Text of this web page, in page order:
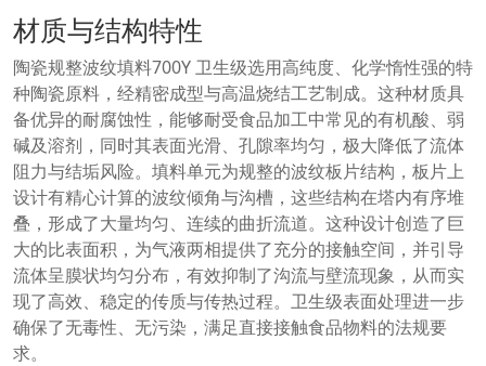
材质与结构特性
陶瓷规整波纹填料700Y 卫生级选用高纯度、化学惰性强的特
种陶瓷原料，经精密成型与高温烧结工艺制成。这种材质具
备优异的耐腐蚀性，能够耐受食品加工中常见的有机酸、弱
碱及溶剂，同时其表面光滑、孔隙率均匀，极大降低了流体
阻力与结垢风险。填料单元为规整的波纹板片结构，板片上
设计有精心计算的波纹倾角与沟槽，这些结构在塔内有序堆
叠，形成了大量均匀、连续的曲折流道。这种设计创造了巨
大的比表面积，为气液两相提供了充分的接触空间，并引导
流体呈膜状均匀分布，有效抑制了沟流与壁流现象，从而实
现了高效、稳定的传质与传热过程。卫生级表面处理进一步
确保了无毒性、无污染，满足直接接触食品物料的法规要
求。